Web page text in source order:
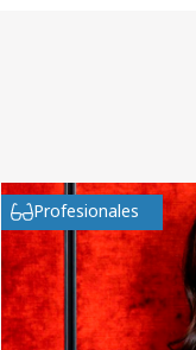
Profesionales